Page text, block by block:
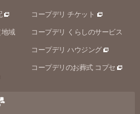
地域
コープデリ チケット
コープデリ くらしのサービス
コープデリ ハウジング
コープデリのお葬式 コプセ